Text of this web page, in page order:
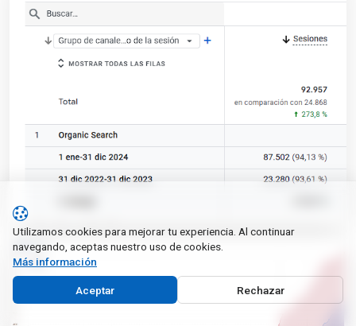
Utilizamos cookies para mejorar tu experiencia. Al continuar
navegando, aceptas nuestro uso de cookies.
Más información
Aceptar Rechazar